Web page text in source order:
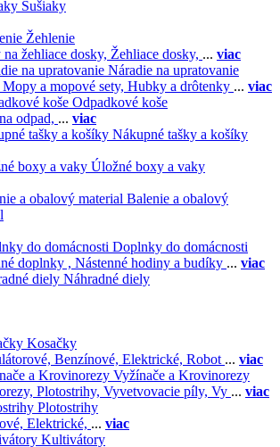
Sušiaky
Žehlenie
žehliace dosky, Žehliace dosky, ... viac
Náradie na upratovanie
Mopy a mopové sety, Hubky a drôtenky ... viac
Odpadkové koše
odpad, ... viac
Nákupné tašky a košíky
Úložné boxy a vaky
Balenie a obalový
Doplnky do domácnosti
doplnky , Nástenné hodiny a budíky ... viac
Náhradné diely
Kosačky
Benzínové, Elektrické, Robot ... viac
Vyžínače a Krovinorezy
Plotostrihy, Vyvetvovacie píly, Vy ... viac
Plotostrihy
Elektrické, ... viac
Kultivátory